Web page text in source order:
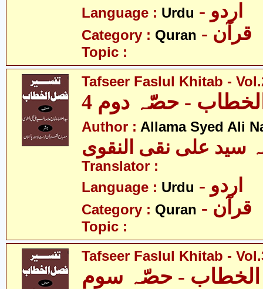
Language : Urdu - اردو
Category : Quran - قرآن
Topic :
Tafseer Faslul Khitab -
- حصّہ دوم 4
Author : Allama Syed Ali
سید علی نقی النقوی
Translator :
Language : Urdu - اردو
Category : Quran - قرآن
Topic :
Tafseer Faslul Khitab -
- حصّہ سوم